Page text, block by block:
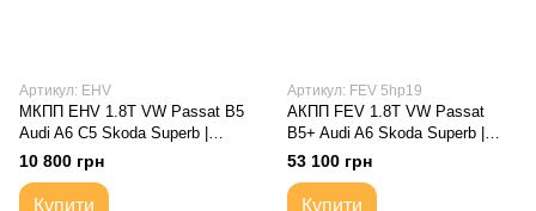
Артикул: EHV
МКПП EHV 1.8T VW Passat B5
Audi A6 C5 Skoda Superb |
Коробка передач механічна
10 800 грн
Купити
Артикул: FEV 5hp19
АКПП FEV 1.8T VW Passat
B5+ Audi A6 Skoda Superb |
Коробка передач автоматична
53 100 грн
Купити